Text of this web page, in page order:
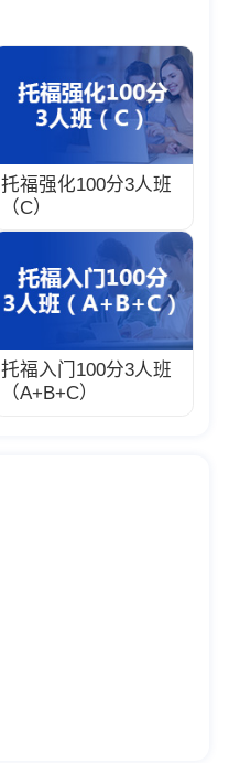
托福强化100分3人班
（C）
托福入门100分3人班
（A+B+C）